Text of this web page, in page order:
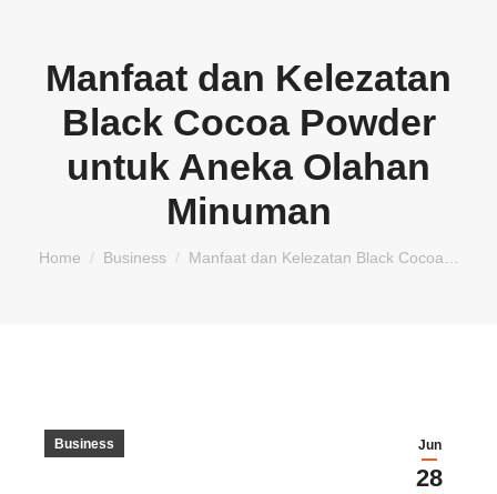
Manfaat dan Kelezatan
Black Cocoa Powder
untuk Aneka Olahan
Minuman
You are here:
Home Business Manfaat dan Kelezatan Black Cocoa…
Jun
28
Business